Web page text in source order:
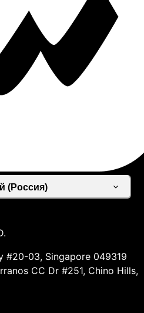
(Россия)
#20-03, Singapore 049319
CC Dr #251, Chino Hills,